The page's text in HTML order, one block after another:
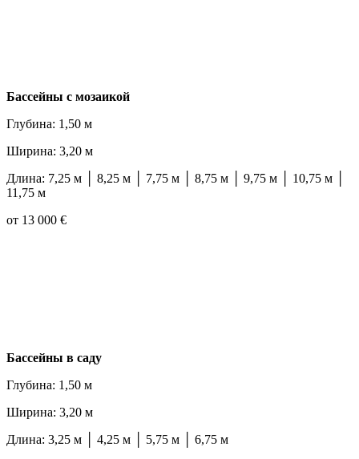
Бассейны с мозаикой
Глубина: 1,50 м
Ширина: 3,20 м
Длина: 7,25 м │ 8,25 м │ 7,75 м │ 8,75 м │ 9,75 м │ 10,75 м │
11,75 м
от 13 000 €
Бассейны в саду
Глубина: 1,50 м
Ширина: 3,20 м
Длина: 3,25 м │ 4,25 м │ 5,75 м │ 6,75 м